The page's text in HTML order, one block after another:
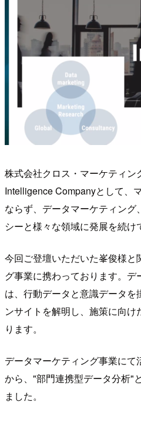
株式会社クロス・マーケティン
Intelligence Companyとして、
ならず、データマーケティン
シーと様々な領域に発展を続け
今回ご登壇いただいた峯俊様
グ事業に携わっております。
は、行動データと意識データを
ンサイトを解明し、施策に向
ります。
データマーケティング事業に
から、"部門連携型データ分析"
ました。